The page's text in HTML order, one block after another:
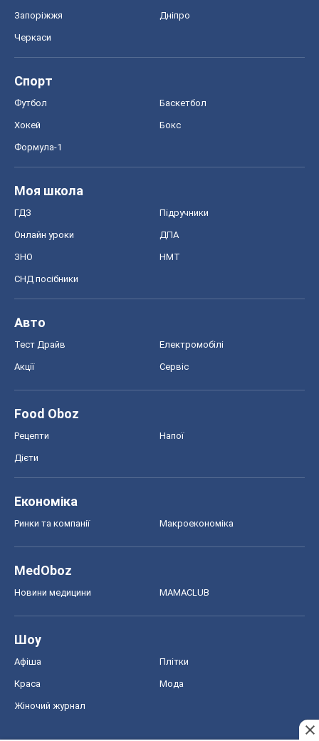
Запоріжжя Дніпро
Черкаси
Спорт
Футбол Баскетбол
Хокей Бокс
Формула-1
Моя школа
ГДЗ Підручники
Онлайн уроки ДПА
ЗНО НМТ
СНД посібники
Авто
Тест Драйв Електромобілі
Акції Сервіс
Food Oboz
Рецепти Напої
Дієти
Економіка
Ринки та компанії Макроекономіка
MedOboz
Новини медицини MAMACLUB
Шоу
Афіша Плітки
Краса Мода
Жіночий журнал